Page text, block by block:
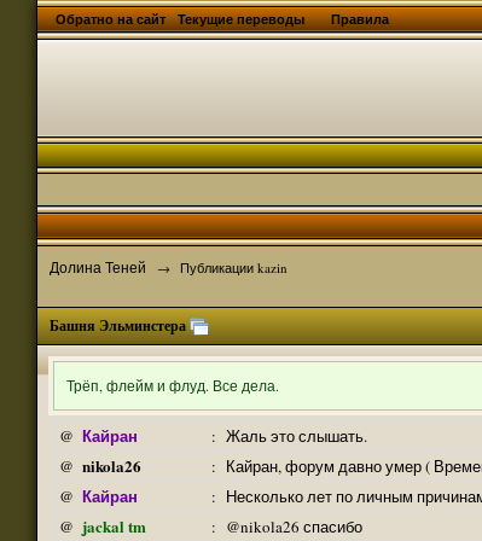
Обратно на сайт Текущие переводы Правила
Долина Теней → Публикации kazin
Башня Эльминстера
Трёп, флейм и флуд. Все дела.
@ Кайран : Жаль это слышать.
@ nikola26 : Кайран, форум давно умер (
@ Кайран : Несколько лет по личным
@ jackal tm : @nikola26 спасибо